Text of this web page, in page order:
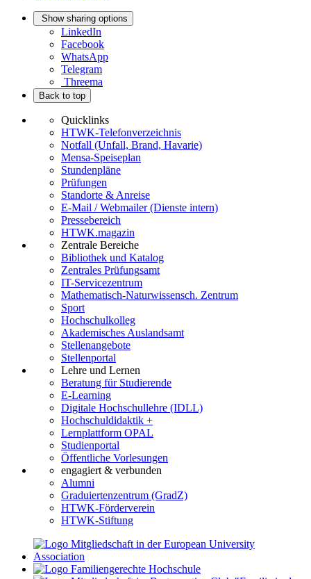
Show sharing options
LinkedIn
Facebook
WhatsApp
Telegram
Threema
Back to top
Quicklinks
HTWK-Telefonverzeichnis
Notfall (Unfall, Brand, Havarie)
Mensa-Speiseplan
Stundenpläne
Prüfungen
Standorte & Anreise
E-Mail / Webmailer (Dienste intern)
Pressebereich
HTWK.magazin
Zentrale Bereiche
Bibliothek und Katalog
Zentrales Prüfungsamt
IT-Servicezentrum
Mathematisch-Naturwissensch. Zentrum
Sport
Hochschulkolleg
Akademisches Auslandsamt
Stellenangebote
Stellenportal
Lehre und Lernen
Beratung für Studierende
E-Learning
Digitale Hochschullehre (IDLL)
Hochschuldidaktik +
Lernplattform OPAL
Studienportal
Öffentliche Vorlesungen
engagiert & verbunden
Alumni
Graduiertenzentrum (GradZ)
HTWK-Förderverein
HTWK-Stiftung